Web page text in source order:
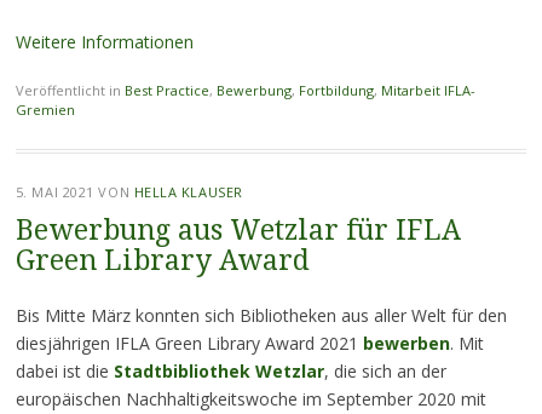
Weitere Informationen
Veröffentlicht in Best Practice, Bewerbung, Fortbildung, Mitarbeit IFLA-
Gremien
5. MAI 2021 VON HELLA KLAUSER
Bewerbung aus Wetzlar für IFLA
Green Library Award
Bis Mitte März konnten sich Bibliotheken aus aller Welt für den
diesjährigen IFLA Green Library Award 2021 bewerben. Mit
dabei ist die Stadtbibliothek Wetzlar, die sich an der
europäischen Nachhaltigkeitswoche im September 2020 mit